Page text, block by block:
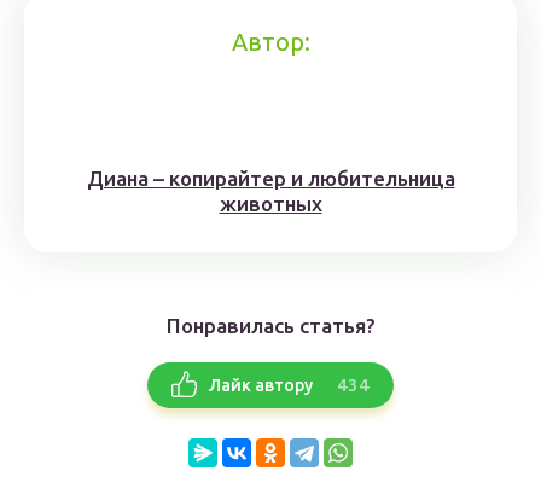
Автор:
Диана – копирайтер и любительница
животных
Понравилась статья?
Лайк автору 434